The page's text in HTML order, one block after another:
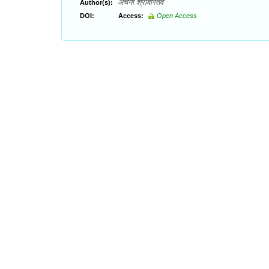
Author(s): अर्चना श्रीवास्तव
DOI: Access: Open Access